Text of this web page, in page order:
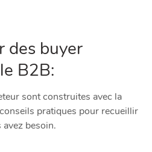
des buyer
B2B:
sont construites avec la
pratiques pour recueillir
besoin.